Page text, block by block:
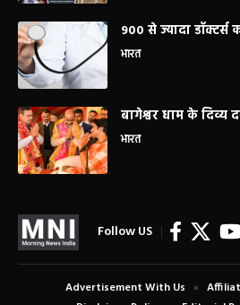
900 से ज्यादा डॉक्टर्स
भारत
बागेश्वर धाम के दिव्य
भारत
Follow US
Advertisement With Us